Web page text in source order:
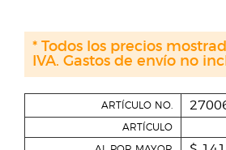
ARTÍCULO NO.
ARTÍCULO
* Todos los precios
IVA. Gastos de envío no